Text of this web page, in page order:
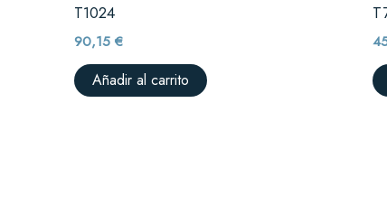
T1024
90,15€
Añadir al carrito